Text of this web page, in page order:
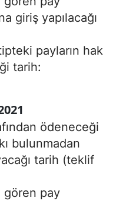
giriş yapılacağı
payların hak
tarih:
ödeneceği
bulunmadan
tarih (teklif
gören pay